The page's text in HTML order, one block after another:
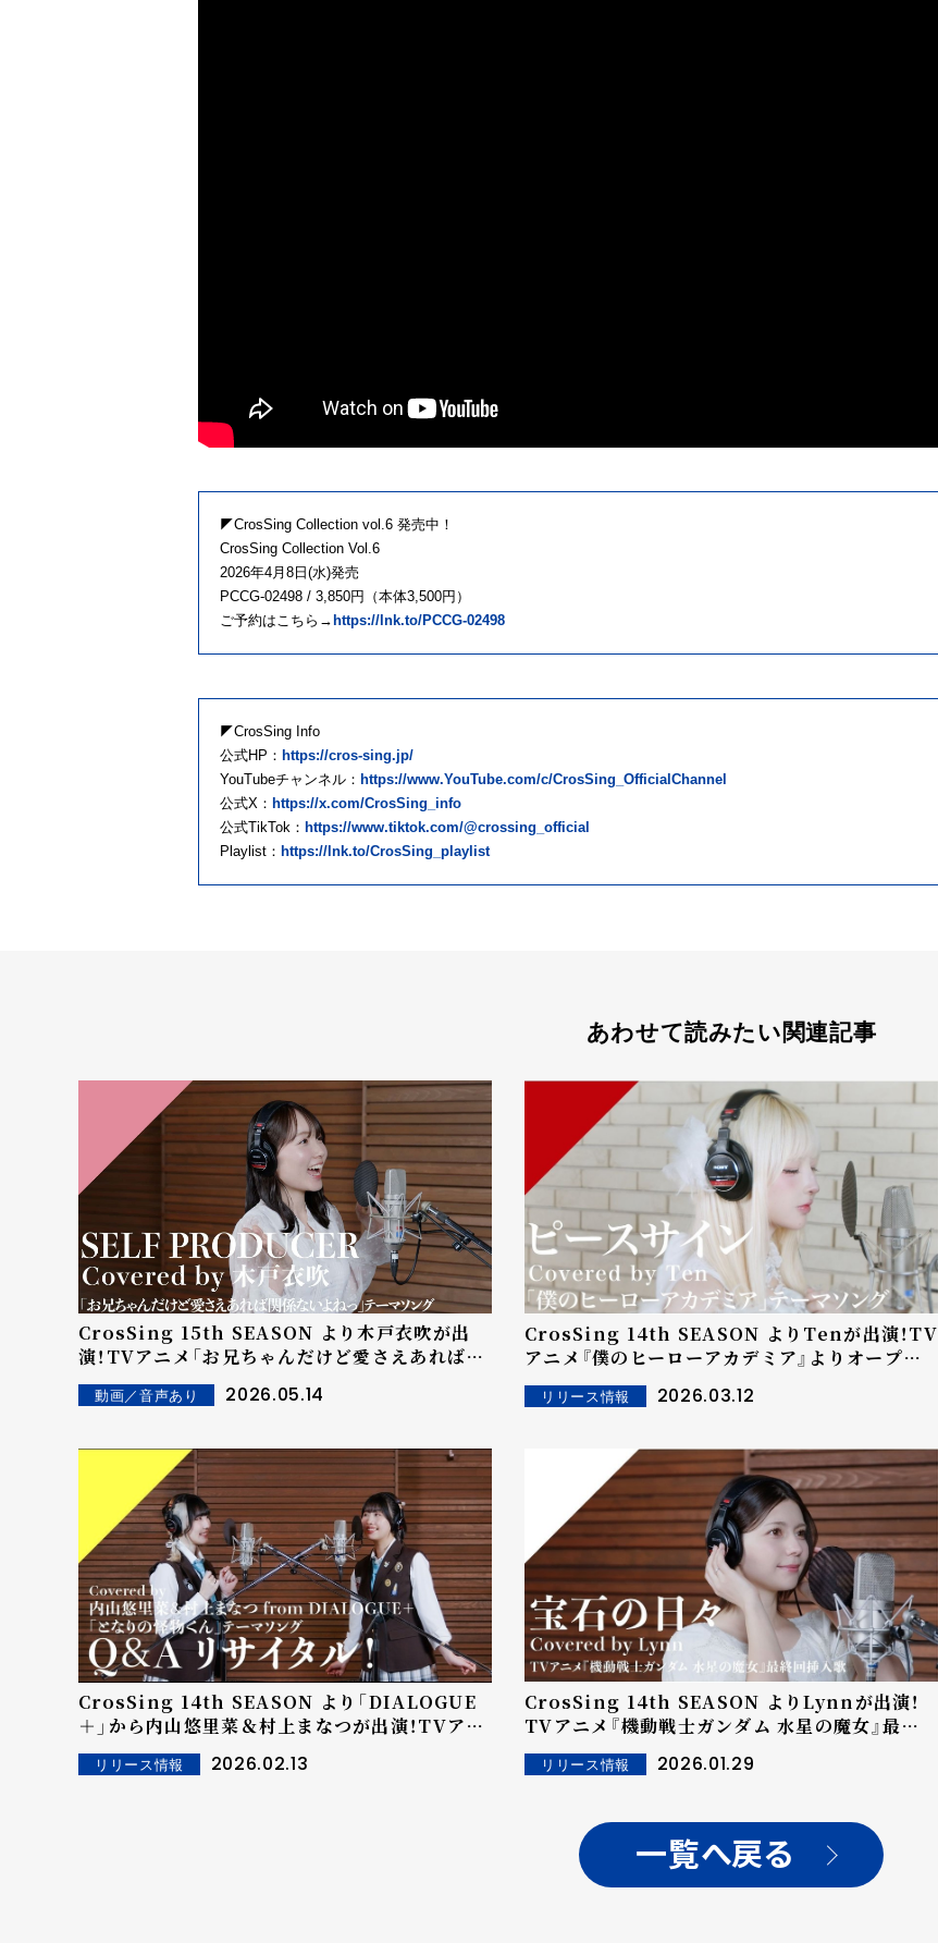
◤CrosSing Collection vol.6 発売中！
CrosSing Collection Vol.6
2026年4月8日(水)発売
PCCG-02498 / 3,850円（本体3,500円）
ご予約はこちら→ https://lnk.to/PCCG-02498
◤CrosSing Info
公式HP： https://cros-sing.jp/
YouTubeチャンネル： https://www.YouTube.com/c/CrosSing_OfficialChannel
公式X： https://x.com/CrosSing_info
公式TikTok： https://www.tiktok.com/@crossing_official
Playlist： https://lnk.to/CrosSing_playlist
あわせて読みたい関連記事
CrosSing 15th SEASON より木戸衣吹が出
演！TVアニメ「お兄ちゃんだけど愛さえあれば関
係ないよねっ」OPテーマの「SELF
PRODUCER」をカバー！
動画／音声あり 2026.05.14
CrosSing 14th SEASON よりTenが出演！TV
アニメ『僕のヒーローアカデミア』よりオープニ
ングテーマ「ピースサイン」をカバー！
リリース情報 2026.03.12
CrosSing 14th SEASON より「DIALOGUE
＋」から内山悠里菜＆村上まなつが出演！TVアニ
メ「となりの怪物くん」OPテーマの「Ｑ＆Ａリサ
イタル！」をカバー！
リリース情報 2026.02.13
CrosSing 14th SEASON よりLynnが出演！
TVアニメ『機動戦士ガンダム 水星の魔女』最終
回挿入歌の「宝石の日々」をカバー！
リリース情報 2026.01.29
一覧へ戻る